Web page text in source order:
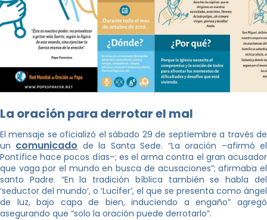
La oración para derrotar el mal
El mensaje se oficializó el sábado 29 de septiembre a través de
un comunicado de la Santa Sede. “La oración –afirmó el
Pontífice hace pocos días–; es el arma contra el gran acusador
que vaga por el mundo en busca de acusaciones”; afirmaba el
santo Padre. “En la tradición bíblica también se habla del
‘seductor del mundo’, o ‘Lucifer’, el que se presenta como ángel
de luz, bajo capa de bien, induciendo a engaño” agregó
asegurando que “solo la oración puede derrotarlo”.